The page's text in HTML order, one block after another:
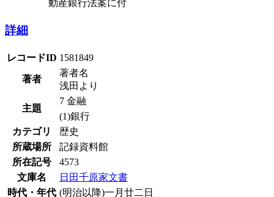
動産銀行法案に付
詳細
レコードID 1581849
著者
著者名
浅田より
主題
7 金融
(1)銀行
カテゴリ
歴史
所蔵場所
記録資料館
所在記号
4573
文庫名
日田千原家文書
時代・年代 (明治以降)一月廿二日